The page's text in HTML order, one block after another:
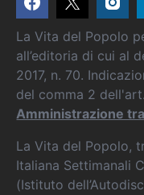
La Vita del Popolo
all’editoria di cui al
2017, n. 70.
del comma 2
Amministrazione
La Vita del Popolo,
Italiana Settimanali
(Istituto